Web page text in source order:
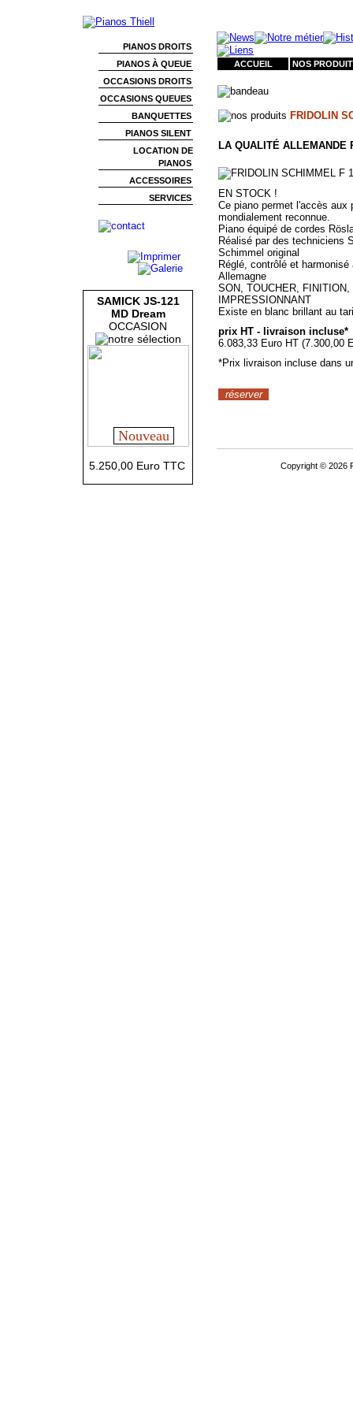
PIANOS DROITS
PIANOS À QUEUE
OCCASIONS DROITS
OCCASIONS QUEUES
BANQUETTES
PIANOS SILENT
LOCATION DE
PIANOS
ACCESSOIRES
SERVICES
SAMICK JS-121
MD Dream
OCCASION
Nouveau
5.250,00 Euro TTC
ACCUEIL NOS
FRIDOLIN
LA QUALITÉ ALLEMANDE
EN STOCK !
Ce piano permet l'accès aux
mondialement reconnue.
Piano équipé de cordes
Réalisé par des techniciens
Schimmel original
Réglé, contrôlé et
Allemagne
SON, TOUCHER,
IMPRESSIONNANT
Existe en blanc brillant au
prix HT - livraison incluse*
6.083,33 Euro HT (7.300,00
*Prix livraison incluse dans
réserver
Copyright © 2026